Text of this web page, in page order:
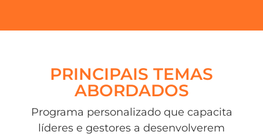
PRINCIPAIS TEMAS
ABORDADOS
Programa personalizado que capacita
líderes e gestores a desenvolverem